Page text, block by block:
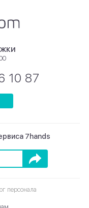
7hands
Подписаться
10 87
персонала